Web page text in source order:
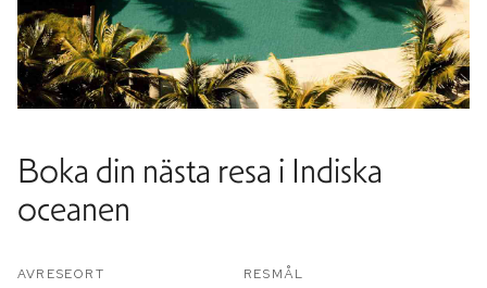
Boka din nästa resa i Indiska
oceanen
AVRESEORT RESMÅL